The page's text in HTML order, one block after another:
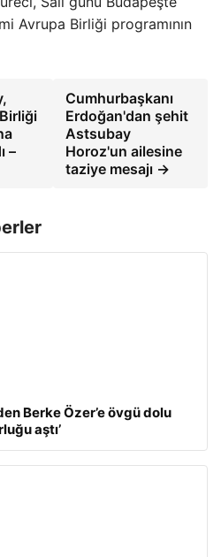
Avrupa Birliği programının
–
Cumhurbaşkanı
Erdoğan'dan şehit
Astsubay
Horoz'un ailesine
taziye mesajı →
Berke Özer’e övgü dolu
aştı’